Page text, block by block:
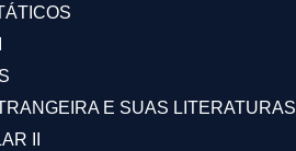
E SUAS LITERATURAS
II